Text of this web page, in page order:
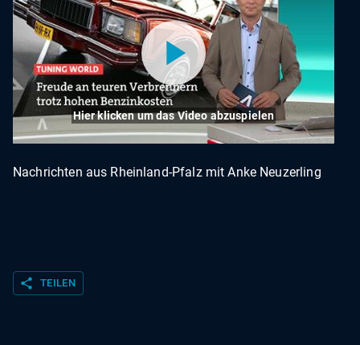
Hier klicken um das Video abzuspielen
Nachrichten aus Rheinland-Pfalz mit Anke Neuzerling
share TEILEN